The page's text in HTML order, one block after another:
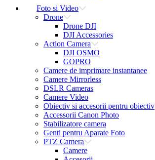
Foto si Video
Drone
Drone DJI
DJI Accessories
Action Camera
DJI OSMO
GOPRO
Camere de imprimare instantanee
Camere Mirrorless
DSLR Cameras
Camere Video
Obiectiv si accesorii pentru obiectiv
Accessorii Canon Photo
Stabilizatore camera
Genti pentru Aparate Foto
PTZ Camera
Camere